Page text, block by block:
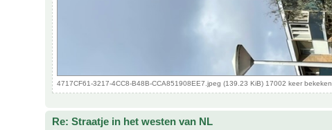
4717CF61-3217-4CC8-B48B-CCA851908EE7.jpeg (139.23 KiB) 17002 keer bekeken
Re: Straatje in het westen van NL